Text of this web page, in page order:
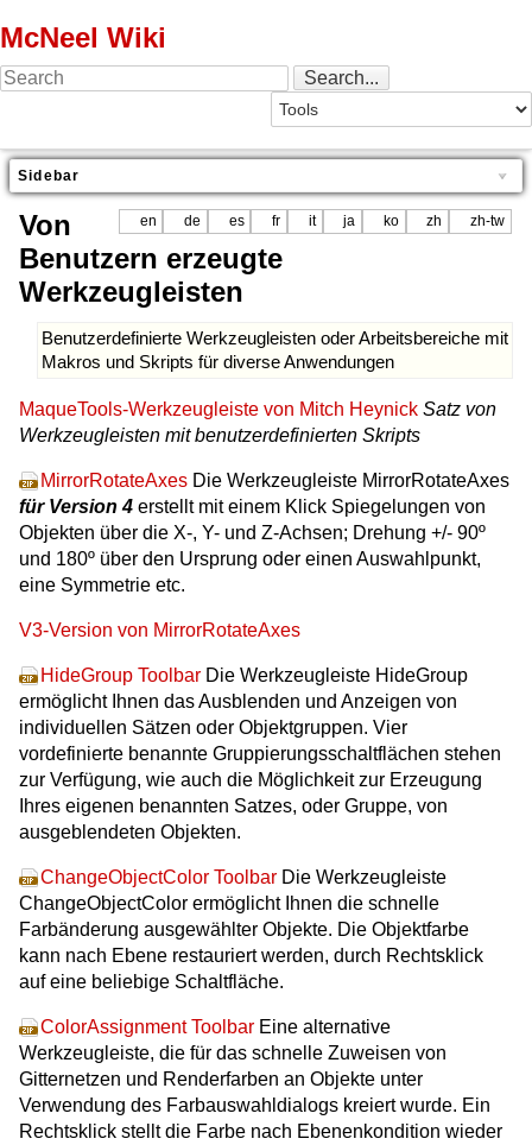
McNeel Wiki
Sidebar
en de es fr it ja ko zh zh-tw
Von
Benutzern erzeugte
Werkzeugleisten
Benutzerdefinierte Werkzeugleisten oder Arbeitsbereiche mit
Makros und Skripts für diverse Anwendungen
MaqueTools-Werkzeugleiste von Mitch Heynick Satz von
Werkzeugleisten mit benutzerdefinierten Skripts
MirrorRotateAxes Die Werkzeugleiste MirrorRotateAxes
für Version 4 erstellt mit einem Klick Spiegelungen von
Objekten über die X-, Y- und Z-Achsen; Drehung +/- 90º
und 180º über den Ursprung oder einen Auswahlpunkt,
eine Symmetrie etc.
V3-Version von MirrorRotateAxes
HideGroup Toolbar Die Werkzeugleiste HideGroup
ermöglicht Ihnen das Ausblenden und Anzeigen von
individuellen Sätzen oder Objektgruppen. Vier
vordefinierte benannte Gruppierungsschaltflächen stehen
zur Verfügung, wie auch die Möglichkeit zur Erzeugung
Ihres eigenen benannten Satzes, oder Gruppe, von
ausgeblendeten Objekten.
ChangeObjectColor Toolbar Die Werkzeugleiste
ChangeObjectColor ermöglicht Ihnen die schnelle
Farbänderung ausgewählter Objekte. Die Objektfarbe
kann nach Ebene restauriert werden, durch Rechtsklick
auf eine beliebige Schaltfläche.
ColorAssignment Toolbar Eine alternative
Werkzeugleiste, die für das schnelle Zuweisen von
Gitternetzen und Renderfarben an Objekte unter
Verwendung des Farbauswahldialogs kreiert wurde. Ein
Rechtsklick stellt die Farbe nach Ebenenkondition wieder